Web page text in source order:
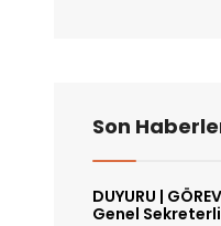
Son
DUYURU |
Genel